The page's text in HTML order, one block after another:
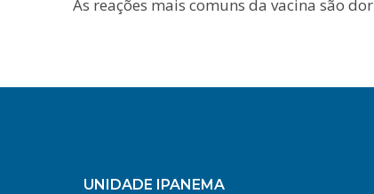
As reações mais comuns da vacina são
UNIDADE IPANEMA